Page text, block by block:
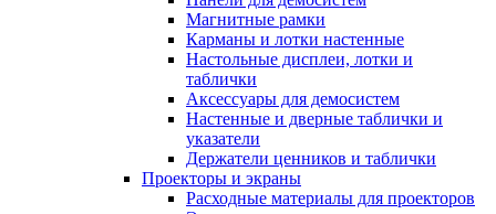
Магнитные рамки
Карманы и лотки настенные
Настольные дисплеи, лотки и
таблички
Аксессуары для демосистем
Настенные и дверные таблички и
указатели
Держатели ценников и таблички
Проекторы и экраны
Расходные материалы для проекторов